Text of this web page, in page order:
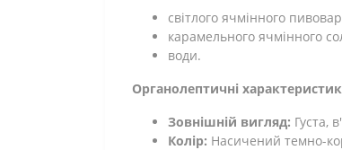
світлого ячмінного
карамельного ячмінного
води.
Органолептичні
Зовнішній вигляд: Густа,
Колір: Насичений темно-